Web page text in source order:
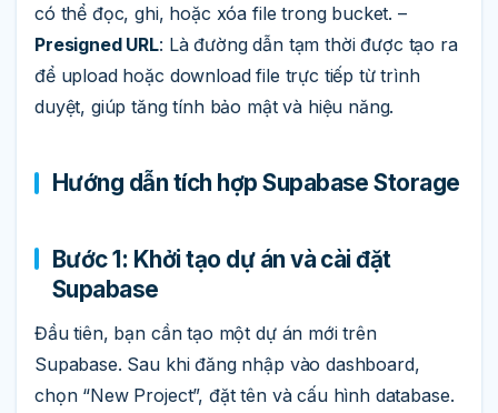
có thể đọc, ghi, hoặc xóa file trong bucket. –
Presigned URL: Là đường dẫn tạm thời được tạo ra
để upload hoặc download file trực tiếp từ trình
duyệt, giúp tăng tính bảo mật và hiệu năng.
Hướng dẫn tích hợp Supabase Storage
Bước 1: Khởi tạo dự án và cài đặt
Supabase
Đầu tiên, bạn cần tạo một dự án mới trên
Supabase. Sau khi đăng nhập vào dashboard,
chọn “New Project”, đặt tên và cấu hình database.